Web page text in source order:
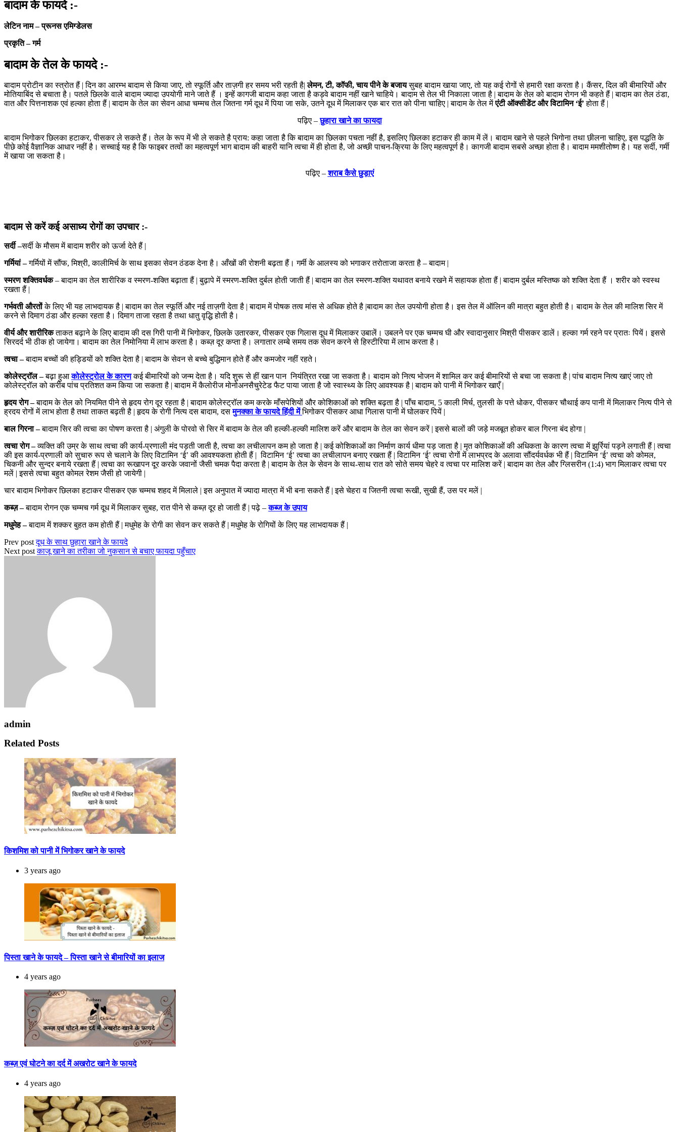
बादाम के फायदे :-
लेटिन नाम – प्रूनस एमिग्डेलस
प्रकृति – गर्म
बादाम के तेल के फायदे :-
बादाम प्रोटीन का स्त्रोत हैं | दिन का आरम्भ बादाम से किया जाए, तो स्फूर्ति और ताज़गी हर समय भरी रहती है|लेमन, टी, कॉफी, चाय पीने के बजायसुबह बादाम खाया जाए, तो यह कई रोगों से हमारी रक्षा करता है। कैंसर, दिल की बीमारियों और
मोतियाबिंद से बचाता है। पतले छिलके वाले बादाम ज्यादा उपयोगी माने जाते हैं । इन्हें कागजी बादाम कहा जाता है कड़वे बादाम नहीं खाने चाहिये। बादाम से तेल भी निकाला जाता है | बादाम के तेल को बादाम रोगन भी कहते हैं | बादाम का तेल ठंडा,
वात और पित्तनाशक एवं हल्का होता हैं | बादाम के तेल का सेवन आधा चम्मच तेल जितना गर्म दूध में पिया जा सके, उतने दूध में मिलाकर एक बार रात को पीना चाहिए | बादाम के तेल मेंएंटी ऑक्सीडेंट और विटामिन ‘ई’होता हैं |
पढ़िए –छुहारा खाने का फायदा
बादाम भिगोकर छिलका हटाकर, पीसकर ले सकते हैं। तेल के रूप में भी ले सकते है प्राय: कहा जाता है कि बादाम का छिलका पचता नहीं है, इसलिए छिलका हटाकर ही काम में लें। बादाम खाने से पहले भिगोना तथा छीलना चाहिए, इस पद्धति के
पीछे कोई वैज्ञानिक आधार नहीं है। सच्चाई यह है कि फाइबर तत्वों का महत्वपूर्ण भाग बादाम की बाहरी यानि त्वचा में ही होता है, जो अच्छी पाचन-क्रिया के लिए महत्वपूर्ण है। कागजी बादाम सबसे अच्छा होता है। बादाम ममशीतोष्ण है। यह सर्दी, गर्मी
में खाया जा सकता है।
पढ़िए –शराब कैसे छुड़ाएं
बादाम से करें कई असाध्य रोगों का उपचार :-
सर्दी –सर्दी के मौसम में बादाम शरीर को ऊर्जा देते हैं |
गर्मियां –गर्मियों में सौंफ, मिश्री, कालीमिर्च के साथ इसका सेवन ठंडक देना है। आँखों की रोशनी बढ़ता हैं। गर्मी के आलस्य को भगाकर तरोताजा करता है – बादाम |
स्मरण शक्तिवर्धक– बादाम का तेल शारीरिक व स्मरण-शक्ति बढ़ाता हैं | बुढ़ापे में स्मरण-शक्ति दुर्बल होती जाती हैं | बादाम का तेल स्मरण-शक्ति यथावत बनाये रखने में सहायक होता हैं | बादाम दुर्बल मस्तिष्क को शक्ति देता हैं । शरीर को स्वस्थ
रखता हैं |
गर्भवती औरतोंके लिए भी यह लाभदायक है | बादाम का तेल स्फूर्ति और नई ताज़गी देता है | बादाम में पोषक तत्व मांस से अधिक होते है |बादाम का तेल उपयोगी होता है। इस तेल में ऑलिन की मात्रा बहुत होती है। बादाम के तेल की मालिश सिर में
करने से दिमाग ठंडा और हल्का रहता है। दिमाग ताजा रहता है तथा धातु वृद्धि होती है।
वीर्य और शारीरिकताकत बढ़ाने के लिए बादाम की दस गिरी पानी में भिगोकर, छिलके उतारकर, पीसकर एक गिलास दूध में मिलाकर उबालें। उबलने पर एक चम्मच घी और स्वादानुसार मिश्री पीसकर डालें। हल्का गर्म रहने पर प्रातः पियें। इससे
सिरदर्द भी ठीक हो जायेगा। बादाम का तेल निमोनिया में लाभ करता है। कब्ज़ दूर कप्ता है। लगातार लम्बे समय तक सेवन करने से हिस्टीरिया में लाभ करता है।
त्वचा –बादाम बच्चों की हड्डियों को शक्ति देता है | बादाम के सेवन से बच्चे बुद्धिमान होते हैं और कमजोर नहीं रहते।
कोलेस्ट्रॉल –बढ़ा हुआकोलेस्ट्रोल के कारणकई बीमारियों को जन्म देता है। यदि शुरू से हीं खान पान नियंत्रित रखा जा सकता है। बादाम को नित्य भोजन में शामिल कर कई बीमारियों से बचा जा सकता है | पांच बादाम नित्य खाएं जाए तो
कोलेस्ट्रॉल को करीब पांच प्रतिशत कम किया जा सकता है | बादाम में कैलोरीज मोनोअनसैचुरेटेड फैट पाया जाता है जो स्वास्थ्य के लिए आवश्यक है | बादाम को पानी में भिगोकर खाएँ |
हृदय रोग –बादाम के तेल को नियमित पीने से हृदय रोग दूर रहता है | बादाम कोलेस्ट्रॉल कम करके माँसपेशियों और कोशिकाओं को शक्ति बढ़ता है | पाँच बादाम, 5 काली मिर्च, तुलसी के पत्ते धोकर, पीसकर चौथाई कप पानी में मिलाकर नित्य पीने से
ह्रदय रोगों में लाभ होता है तथा ताकत बढ़ती है | हृदय के रोगी नित्य दस बादाम, दसमुनक्का के फायदे हिंदी में भिगोकर पीसकर आधा गिलास पानी में घोलकर पियें |
बाल गिरना –बादाम सिर की त्वचा का पोषण करता है | अंगुली के पोरवो से सिर में बादाम के तेल की हल्की-हल्की मालिश करें और बादाम के तेल का सेवन करें | इससे बालों की जड़े मजबूत होकर बाल गिरना बंद होगा |
त्वचा रोग –व्यक्ति की उम्र के साथ त्वचा की कार्य-प्रणाली मंद पड़ती जाती है, त्वचा का लचीलापन कम हो जाता है | कई कोशिकाओं का निर्माण कार्य धीमा पड़ जाता है | मृत कोशिकाओं की अधिकता के कारण त्वचा में झुर्रियां पड़ने लगाती हैं | त्वचा
की इस कार्य-प्रणाली को सुचारु रूप से चलाने के लिए विटामिन ‘ई’ की आवश्यकता होती हैं | विटामिन ‘ई’ त्वचा का लचीलापन बनाए रखता हैं | विटामिन ‘ई’ त्वचा रोगों में लाभप्रद के अलावा सौंदर्यवर्धक भी हैं | विटामिन ‘ई’ त्वचा को कोमल,
चिकनी और सुन्दर बनाये रखता हैं | त्वचा का रूखापन दूर करके जवानों जैसी चमक पैदा करता है | बादाम के तेल के सेवन के साथ-साथ रात को सोते समय चेहरे व त्वचा पर मालिश करें | बादाम का तेल और ग्लिसरीन (1:4) भाग मिलाकर त्वचा पर
मलें | इससे त्वचा बहुत कोमल रेशम जैसी हो जायेगी |
चार बादाम भिगोकर छिलका हटाकर पीसकर एक चम्मच शहद में मिलाले | इस अनुपात में ज्यादा मात्रा में भी बना सकते हैं | इसे चेहरा व जितनी त्वचा रूखी, सुखी हैं, उस पर मलें |
कब्ज़ –बादाम रोगन एक चम्मच गर्म दूध में मिलाकर सुबह, रात पीने से कब्ज़ दूर हो जाती हैं | पढ़े –कब्ज के उपाय
मधुमेह –बादाम में शक्कर बुहत कम होती हैं | मधुमेह के रोगी का सेवन कर सकते हैं | मधुमेह के रोगियों के लिए यह लाभदायक हैं |
Prev post दूध के साथ छुहारा खाने के फायदे
Next post काजू खाने का तरीका जो नुकसान से बचाए फायदा पहुँचाए
admin
Related Posts
किशमिश को पानी में भिगोकर खाने के फायदे
3 years ago
पिस्ता खाने के फायदे – पिस्ता खाने से बीमारियों का इलाज
4 years ago
कब्ज़ एवं घोटने का दर्द में अखरोट खाने के फायदे
4 years ago